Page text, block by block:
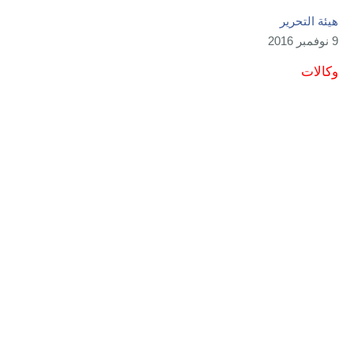
هيئة التحرير
9 نوفمبر 2016
وكالات